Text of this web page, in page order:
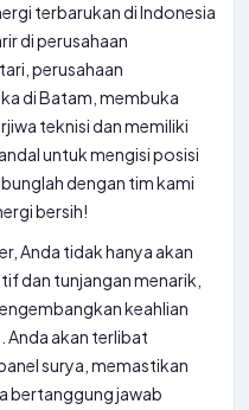
terbarukan di Indonesia
di perusahaan
perusahaan
di Batam, membuka
teknisi dan memiliki
untuk mengisi posisi
dengan tim kami
bersih!
Anda tidak hanya akan
dan tunjangan menarik,
keahlian
Anda akan terlibat
surya, memastikan
bertanggung jawab